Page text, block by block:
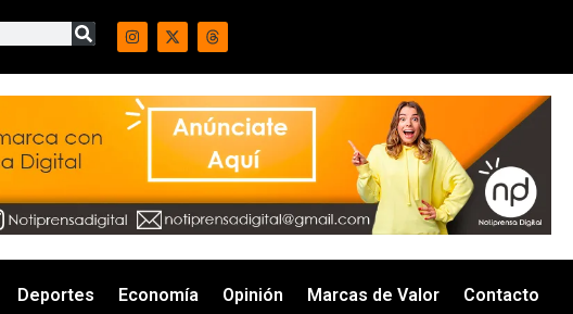
Deportes Economía Opinión Marcas de Valor Contacto